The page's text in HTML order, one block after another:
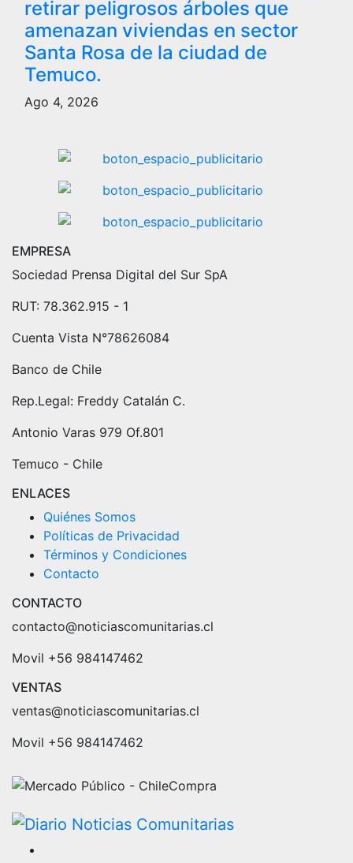
retirar peligrosos árboles que
amenazan viviendas en sector
Santa Rosa de la ciudad de
Temuco.
Ago 4, 2026
EMPRESA
Sociedad Prensa Digital del Sur SpA
RUT: 78.362.915 - 1
Cuenta Vista N°78626084
Banco de Chile
Rep.Legal: Freddy Catalán C.
Antonio Varas 979 Of.801
Temuco - Chile
ENLACES
Quiénes Somos
Políticas de Privacidad
Términos y Condiciones
Contacto
CONTACTO
contacto@noticiascomunitarias.cl
Movil +56 984147462
VENTAS
ventas@noticiascomunitarias.cl
Movil +56 984147462